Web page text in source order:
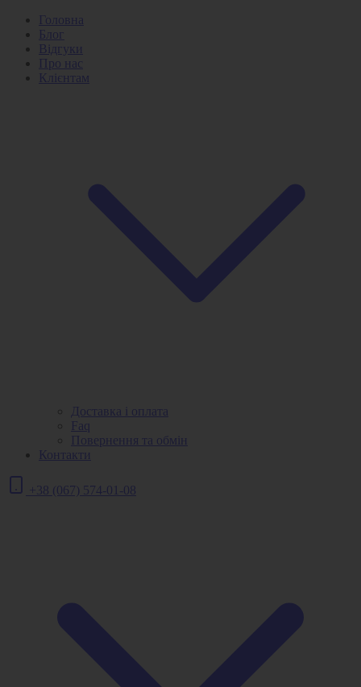
Головна
Блог
Відгуки
Про нас
Клієнтам
Доставка і оплата
Faq
Повернення та обмін
Контакти
+38 (067) 574-01-08